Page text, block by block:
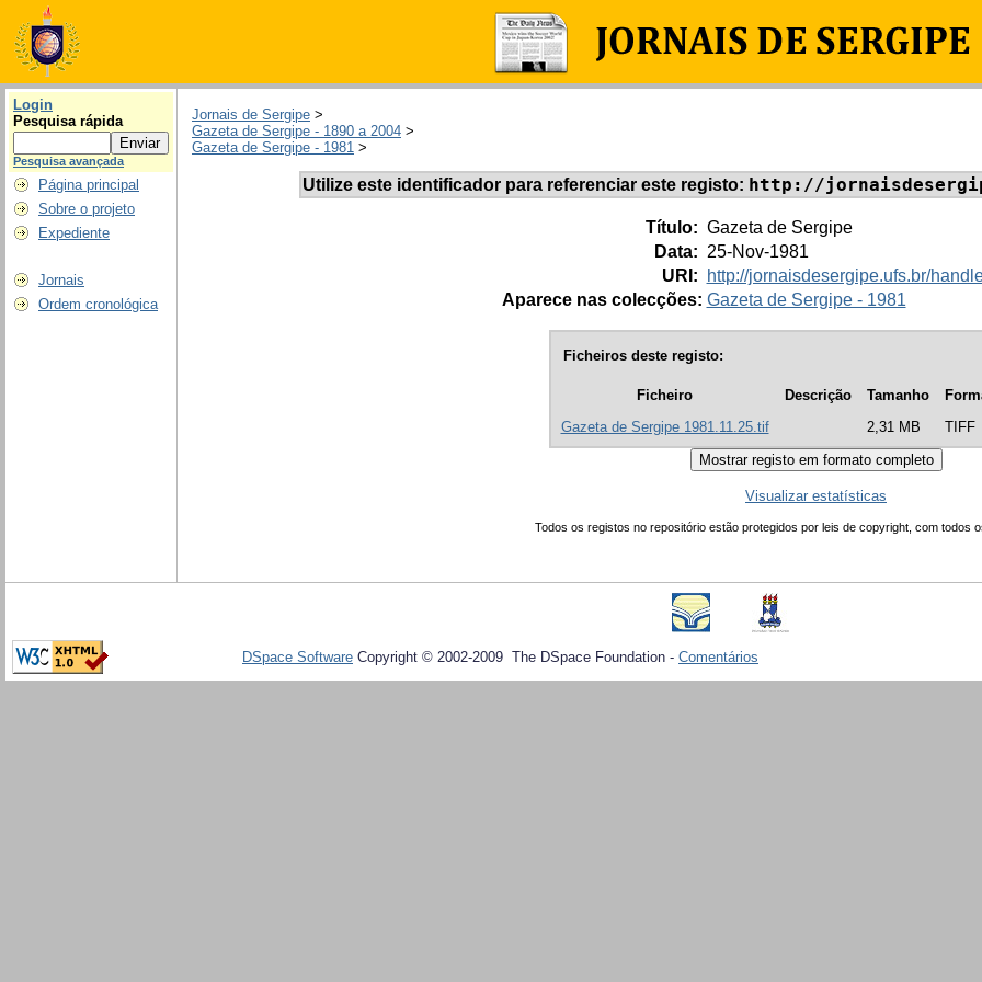
Login
Pesquisa rápida
Pesquisa avançada
Página principal
Sobre o projeto
Expediente
Jornais
Ordem cronológica
Jornais de Sergipe >
Gazeta de Sergipe - 1890 a 2004 >
Gazeta de Sergipe - 1981 >
Utilize este identificador para referenciar este registo: http://
Título: Gazeta de Sergipe
Data: 25-Nov-1981
URI:
http://jornaisdesergipe.ufs.br/
Aparece nas colecções: Gazeta de Sergipe - 1981
Ficheiros deste registo:
Ficheiro Descrição Tamanho
Gazeta de Sergipe 1981.11.25.tif
2,31 MB TIFF
Visualizar estatísticas
Todos os registos no repositório estão protegidos por leis de copyright, com todos
DSpace Software Copyright © 2002-2009 The DSpace Foundation - Comentários